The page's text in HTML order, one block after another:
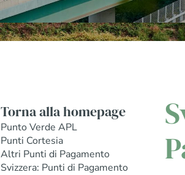
Torna alla homepage
Punto Verde APL
Punti Cortesia
Altri Punti di Pagamento
Svizzera: Punti di Pagamento